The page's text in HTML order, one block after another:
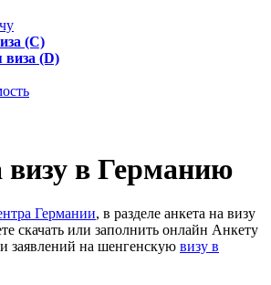
(C)
виза (D)
визу в Германию
Германии, в разделе анкета на визу
скачать или заполнить онлайн Анкету
заявлений на шенгенскую визу в